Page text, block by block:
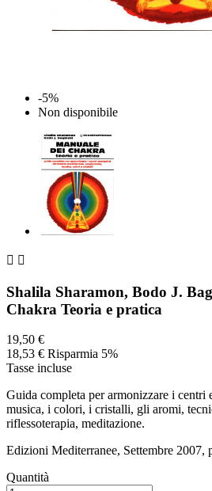
-5%
Non disponibile
 
Shalila Sharamon, Bodo J.
Chakra Teoria e pratica
19,50 €
18,53 € Risparmia 5%
Tasse incluse
Guida completa per armonizzare i centri
musica, i colori, i cristalli, gli aromi,
riflessoterapia, meditazione.
Edizioni Mediterranee, Settembre 2007,
Quantità